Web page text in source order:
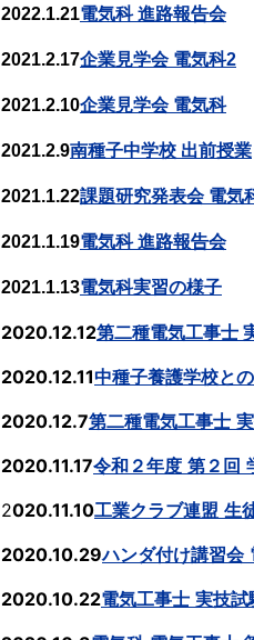
2022.1.21電気科 進路報告会
2021.2.17企業見学会 電気科2
2021.2.10企業見学会 電気科
2021.2.9南種子中学校 出前授業
2021.1.22課題研究発表会 電気
2021.1.19電気科 進路報告会
2021.1.13電気科実習の様子
2020.12.12第二種電気工事士
2020.12.11中種子養護学校と
2020.12.7第二種電気工事士
2020.11.17令和２年度 第２回
2020.11.10工業クラブ連盟 生
2020.10.29ハンダ付け講習会
2020.10.22電気工事士 実技試